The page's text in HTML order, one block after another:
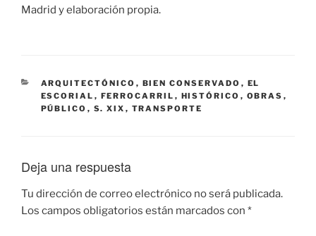
Madrid y elaboración propia.
CATEGORÍAS
ARQUITECTÓNICO , BIEN CONSERVADO , EL
ESCORIAL , FERROCARRIL , HISTÓRICO , OBRAS ,
PÚBLICO , S. XIX , TRANSPORTE
Deja una respuesta
Tu dirección de correo electrónico no será publicada.
Los campos obligatorios están marcados con *